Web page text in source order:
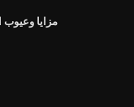
مزايا وعيوب